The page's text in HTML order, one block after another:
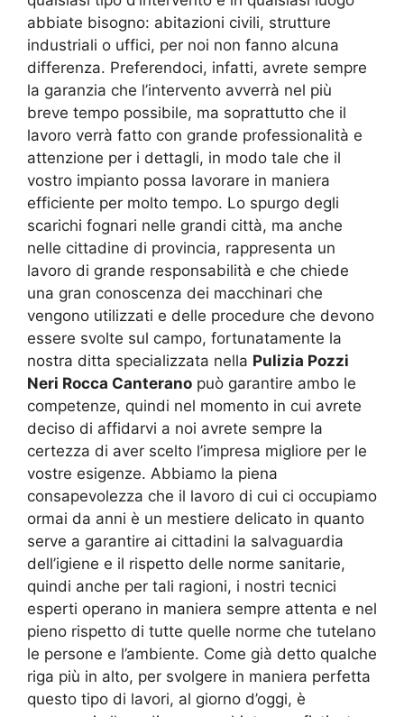
abbiate bisogno: abitazioni civili, strutture
industriali o uffici, per noi non fanno alcuna
differenza. Preferendoci, infatti, avrete sempre
la garanzia che l’intervento avverrà nel più
breve tempo possibile, ma soprattutto che il
lavoro verrà fatto con grande professionalità e
attenzione per i dettagli, in modo tale che il
vostro impianto possa lavorare in maniera
efficiente per molto tempo. Lo spurgo degli
scarichi fognari nelle grandi città, ma anche
nelle cittadine di provincia, rappresenta un
lavoro di grande responsabilità e che chiede
una gran conoscenza dei macchinari che
vengono utilizzati e delle procedure che devono
essere svolte sul campo, fortunatamente la
nostra ditta specializzata nella Pulizia Pozzi
Neri Rocca Canterano può garantire ambo le
competenze, quindi nel momento in cui avrete
deciso di affidarvi a noi avrete sempre la
certezza di aver scelto l’impresa migliore per le
vostre esigenze. Abbiamo la piena
consapevolezza che il lavoro di cui ci occupiamo
ormai da anni è un mestiere delicato in quanto
serve a garantire ai cittadini la salvaguardia
dell’igiene e il rispetto delle norme sanitarie,
quindi anche per tali ragioni, i nostri tecnici
esperti operano in maniera sempre attenta e nel
pieno rispetto di tutte quelle norme che tutelano
le persone e l’ambiente. Come già detto qualche
riga più in alto, per svolgere in maniera perfetta
questo tipo di lavori, al giorno d’oggi, è